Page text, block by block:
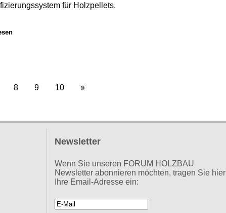
für Holzpellets.
8 9 10 »
Newsletter
Wenn Sie unseren FORUM HOLZBAU
Newsletter abonnieren möchten, tragen Sie hier
Ihre Email-Adresse ein: